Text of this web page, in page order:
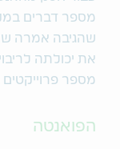
את יכולתה
מספר
הפואנטה